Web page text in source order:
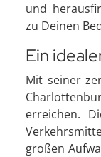
und
zu Deinen
Ein
Mit seiner
erreichen.
großen